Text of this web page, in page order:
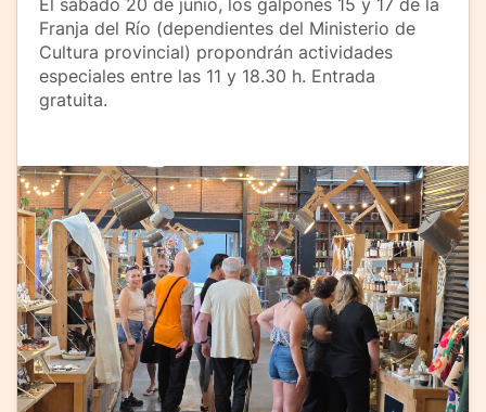
El sábado 20 de junio, los galpones 15 y 17 de la
Franja del Río (dependientes del Ministerio de
Cultura provincial) propondrán actividades
especiales entre las 11 y 18.30 h. Entrada
gratuita.